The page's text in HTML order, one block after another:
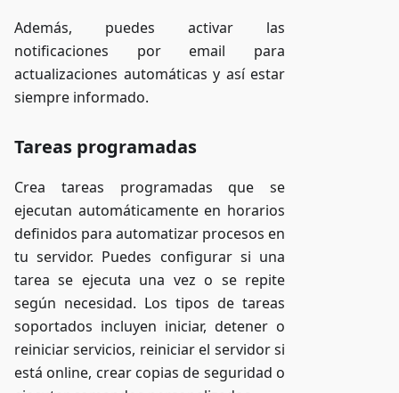
Además, puedes activar las
notificaciones por email para
actualizaciones automáticas y así estar
siempre informado.
Tareas programadas
Crea tareas programadas que se
ejecutan automáticamente en horarios
definidos para automatizar procesos en
tu servidor. Puedes configurar si una
tarea se ejecuta una vez o se repite
según necesidad. Los tipos de tareas
soportados incluyen iniciar, detener o
reiniciar servicios, reiniciar el servidor si
está online, crear copias de seguridad o